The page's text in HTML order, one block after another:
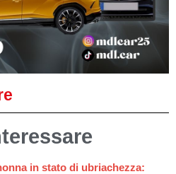
in stato di ubriachezza: